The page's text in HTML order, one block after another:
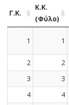
Γ.Κ.
Κ.Κ.
(Φύλο)
1 1
2 2
3
3
4
4